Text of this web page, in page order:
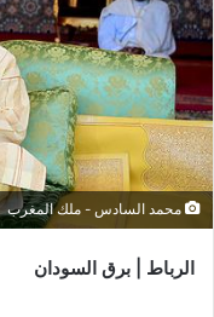
محمد السادس - ملك المغرب
الرباط | برق السودان